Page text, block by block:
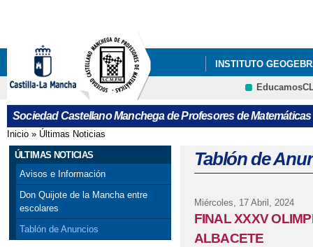
INSTITUTO
ÚLTIMAS NOTICIAS
GALA DEL
VISITA DE PEDRO
PROVINCIAL DE
CRFP
Sociedad Castellano Manchega de Profesores de Matemáticas
Se encuentra usted aquí
Inicio » Últimas Noticias
ÚLTIMAS NOTICIAS
Avisos e Información
Don Quijote de la Mancha entre
escolares
Tablón de Anuncios
Tablón de
Miércoles, 17 Abril, 2024
FINAL XXXV
ALBACETE